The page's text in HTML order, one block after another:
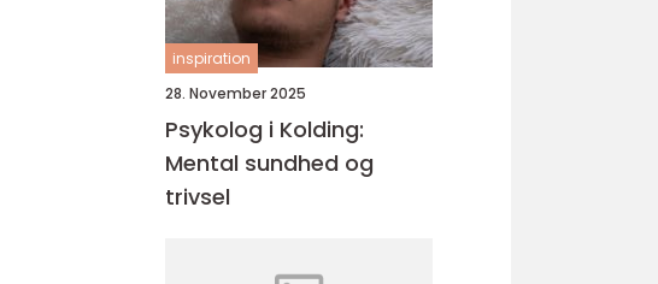
inspiration
28. November 2025
Psykolog i Kolding:
Mental sundhed og
trivsel